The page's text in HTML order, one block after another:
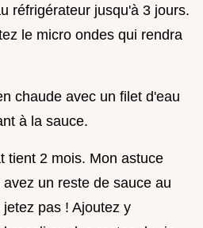
réfrigérateur jusqu'à 3 jours.
le micro ondes qui rendra
chaude avec un filet d'eau
à la sauce.
tient 2 mois. Mon astuce
un reste de sauce au
pas ! Ajoutez y